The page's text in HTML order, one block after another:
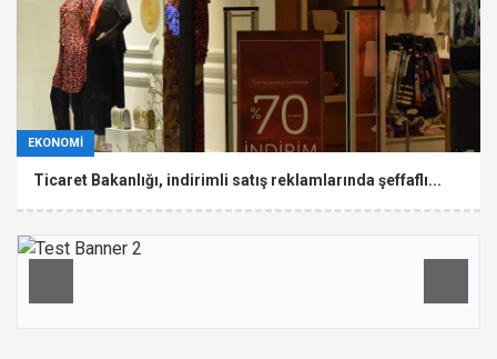
EKONOMİ
Ticaret Bakanlığı, indirimli satış reklamlarında şeffaflı...